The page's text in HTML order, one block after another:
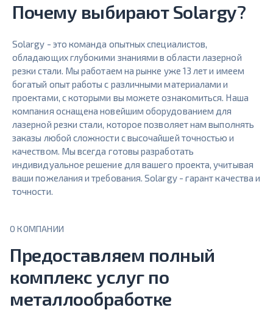
Почему выбирают Solargy?
Solargy - это команда опытных специалистов,
обладающих глубокими знаниями в области лазерной
резки стали. Мы работаем на рынке уже 13 лет и имеем
богатый опыт работы с различными материалами и
проектами, с которыми вы можете ознакомиться. Наша
компания оснащена новейшим оборудованием для
лазерной резки стали, которое позволяет нам выполнять
заказы любой сложности с высочайшей точностью и
качеством. Мы всегда готовы разработать
индивидуальное решение для вашего проекта, учитывая
ваши пожелания и требования. Solargy - гарант качества и
точности.
О КОМПАНИИ
Предоставляем полный
комплекс услуг по
металлообработке